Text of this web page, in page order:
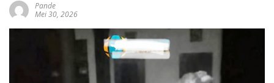
Pande
Mei 30, 2026